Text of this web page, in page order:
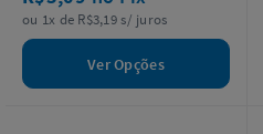
ou 1x de R$3,19 s/ juros
Ver Opções